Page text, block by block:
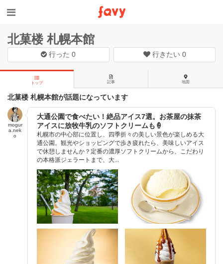
北菓楼 札幌本館
行った0 行きたい 0
トップ 記事 地図
北菓楼 札幌本館が話題になっています
mogur
a.nek
o
大通公園で食べたい！絶品アイス7選。お茶屋の抹茶
アイスに放牧牛乳のソフトクリームも🍦
札幌市の中心部に位置し、四季折々の美しい景色が楽しめる大
通公園。観光やショッピングで歩き疲れたら、美味しいアイス
で休憩しませんか？定番の濃厚ソフトクリームから、こだわり
の本格派ジェラートまで、大...